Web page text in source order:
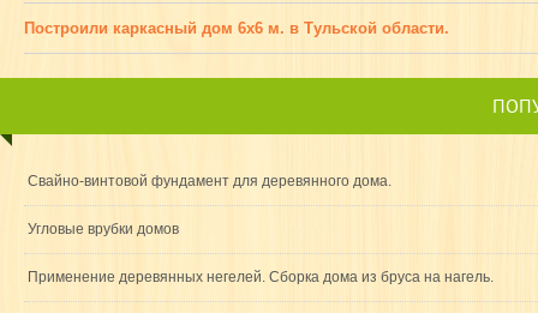
Построили каркасный дом 6х6 м. в Тульской области.
Свайно-винтовой фундамент для деревянного дома.
Угловые врубки домов
Применение деревянных негелей. Сборка дома из бруса на нагель.